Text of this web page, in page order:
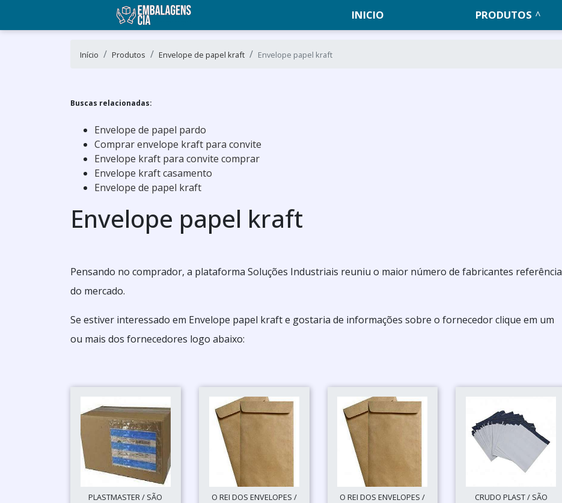
INICIO PRODUTOS
Início Produtos Envelope de papel kraft Envelope papel kraft
Buscas relacionadas:
Envelope de papel pardo
Comprar envelope kraft para convite
Envelope kraft para convite comprar
Envelope kraft casamento
Envelope de papel kraft
Envelope papel kraft
Pensando no comprador, a plataforma Soluções Industriais reuniu o maior número de fabricantes referência
do mercado.
Se estiver interessado em Envelope papel kraft e gostaria de informações sobre o fornecedor clique em um
ou mais dos fornecedores logo abaixo:
PLASTMASTER / SÃO
O REI DOS ENVELOPES /
O REI DOS ENVELOPES /
CRUDO PLAST / SÃO